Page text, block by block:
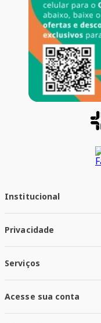
Institucional
Trabalhe conosco
Responsabilidade Social
Nossas Lojas
Privacidade
Política de Entrega
Trocas e Devoluções
Serviços
Santa Mais Exames
Santa Mais Serviços
Acesse sua conta